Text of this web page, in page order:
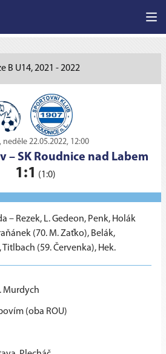
B U14, 2021 - 2022
neděle 22.05.2022, 12:00
– SK Roudnice nad Labem
1:1 (1:0)
– Rezek, L. Gedeon, Penk, Holák
(70. M. Zaťko), Belák,
Titlbach (59. Červenka), Hek.
Murdych
(oba ROU)